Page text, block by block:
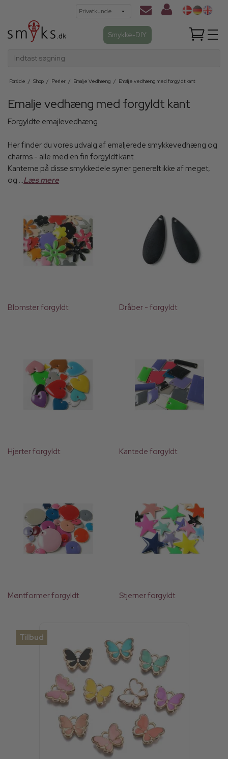
Smykke-DIY
Indtast søgning
Forside / Shop / Perler / Emalje Vedhæng / Emalje vedhæng med forgyldt kant
Emalje vedhæng med forgyldt kant
Forgyldte emajlevedhæng
Her finder du vores udvalg af emaljerede smykkevedhæng og
charms - alle med en fin forgyldt kant.
Kanterne på disse smykkedele syner generelt ikke af meget,
og ...Læs mere
Blomster forgyldt Dråber - forgyldt
Hjerter forgyldt Kantede forgyldt
Møntformer forgyldt Stjerner forgyldt
Tilbud